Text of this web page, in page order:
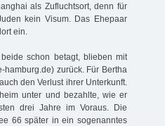
als Zufluchtsort, denn für
kein Visum. Das Ehepaar
ein.
schon betagt, blieben mit
zurück. Für Bertha
den Verlust ihrer Unterkunft.
unter und bezahlte, wie er
drei Jahre im Voraus. Die
66 später in ein sogenanntes